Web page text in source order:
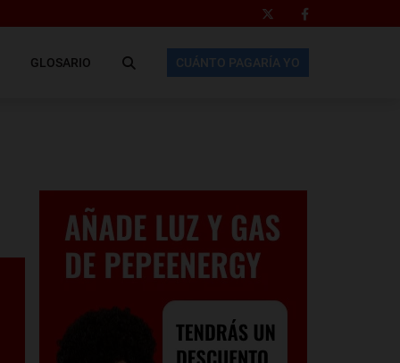
GLOSARIO CUÁNTO PAGARÍA YO